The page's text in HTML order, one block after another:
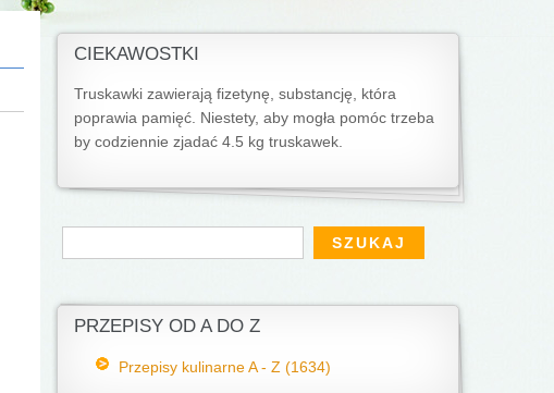
CIEKAWOSTKI
Truskawki zawierają fizetynę, substancję, która
poprawia pamięć. Niestety, aby mogła pomóc trzeba
by codziennie zjadać 4.5 kg truskawek.
Formularz wyszukiwania
Szukaj
PRZEPISY OD A DO Z
Przepisy kulinarne A - Z (1634)